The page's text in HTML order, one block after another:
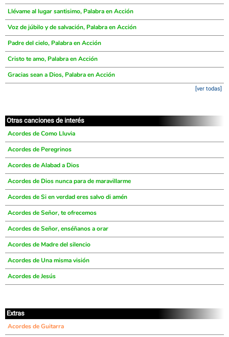
Llévame al lugar santisimo, Palabra en Acción
Voz de júbilo y de salvación, Palabra en Acción
Padre del cielo, Palabra en Acción
Cristo te amo, Palabra en Acción
Gracias sean a Dios, Palabra en Acción
[ver todas]
Otras canciones de interés
Acordes de Como Lluvia
Acordes de Peregrinos
Acordes de Alabad a Dios
Acordes de Dios nunca para de maravillarme
Acordes de Si en verdad eres salvo di amén
Acordes de Señor, te ofrecemos
Acordes de Señor, enséñanos a orar
Acordes de Madre del silencio
Acordes de Una misma visión
Acordes de Jesús
Extras
Acordes de Guitarra